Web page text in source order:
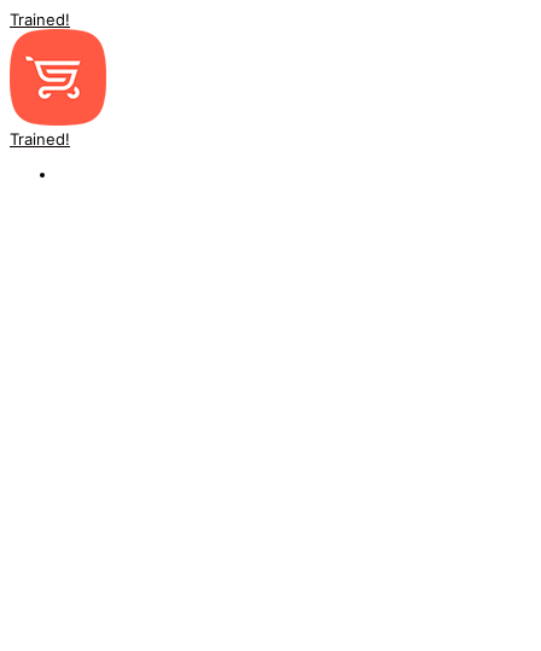
Trained!
Trained!